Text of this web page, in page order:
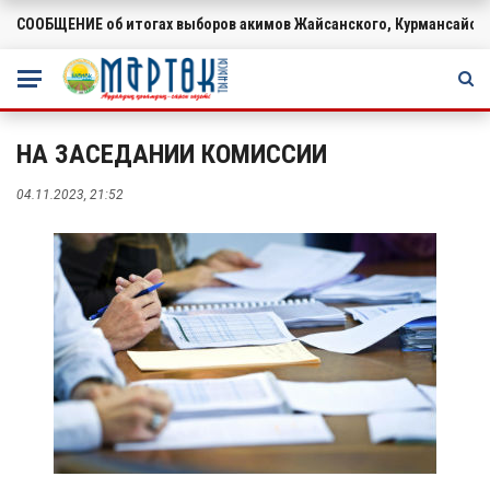
ВАЖНОЕ
СООБЩЕНИЕ об итогах выборов акимов Жайсанского,
НА ЗАСЕДАНИИ КОМИССИИ
04.11.2023, 21:52